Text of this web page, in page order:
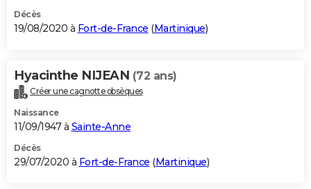
Décès
19/08/2020 à Fort-de-France (Martinique)
Hyacinthe NIJEAN (72 ans)
Créer une cagnotte obsèques
Naissance
11/09/1947 à Sainte-Anne
Décès
29/07/2020 à Fort-de-France (Martinique)